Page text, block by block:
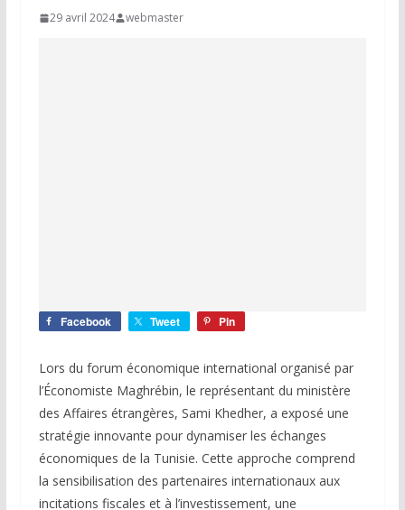
29 avril 2024 webmaster
Facebook Tweet Pin
Lors du forum économique international organisé par
l’Économiste Maghrébin, le représentant du ministère
des Affaires étrangères, Sami Khedher, a exposé une
stratégie innovante pour dynamiser les échanges
économiques de la Tunisie. Cette approche comprend
la sensibilisation des partenaires internationaux aux
incitations fiscales et à l’investissement, une